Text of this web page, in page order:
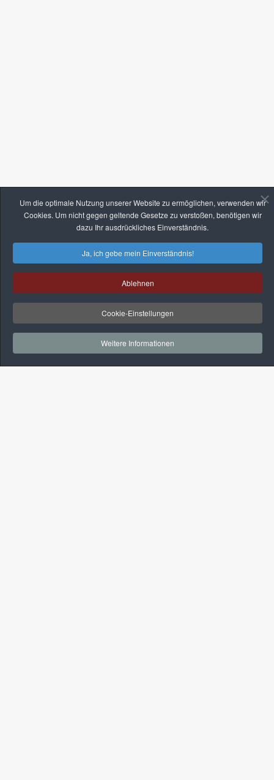
Um die optimale Nutzung unserer Website zu ermöglichen, verwenden wir
Cookies. Um nicht gegen geltende Gesetze zu verstoßen, benötigen wir
dazu Ihr ausdrückliches Einverständnis.
Ja, ich gebe mein Einverständnis!
Ablehnen
Cookie-Einstellungen
Weitere Informationen